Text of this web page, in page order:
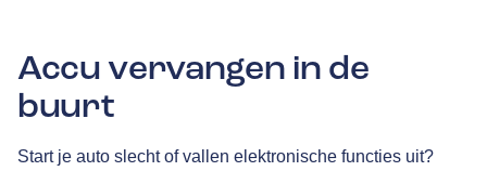
Accu vervangen in de
buurt
Start je auto slecht of vallen elektronische functies uit?